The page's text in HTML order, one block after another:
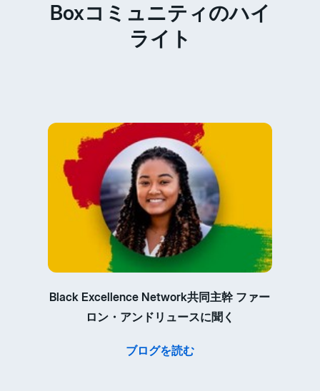
Boxコミュニティのハイ
ライト
Black Excellence Network共同主幹 ファー
ロン・アンドリュースに聞く
ブログを読む